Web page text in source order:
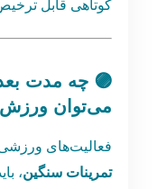
کوتاهی قابل
🟣 چه مدت
می‌توان
فعالیت‌های
تمرینات سنگین،